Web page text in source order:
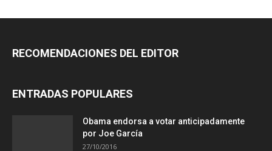
RECOMENDACIONES DEL EDITOR
ENTRADAS POPULARES
Obama endorsa a votar anticipadamente
por Joe García
27/10/2016